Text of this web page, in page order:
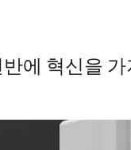
에 혁신을